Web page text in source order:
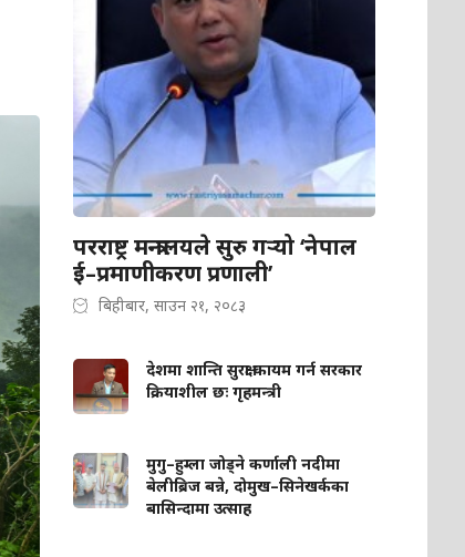
परराष्ट्र मन्त्रालयले सुरु गर्‍यो ‘नेपाल
ई–प्रमाणीकरण प्रणाली’
बिहीबार, साउन २१, २०८३
देशमा शान्ति सुरक्षा कायम गर्न सरकार
क्रियाशील छः गृहमन्त्री
मुगु–हुम्ला जोड्ने कर्णाली नदीमा
बेलीब्रिज बन्ने, दोमुख–सिनेखर्कका
बासिन्दामा उत्साह